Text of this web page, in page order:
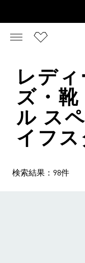
レディ
ズ・靴
ル ス
イフ
検索結果：98件